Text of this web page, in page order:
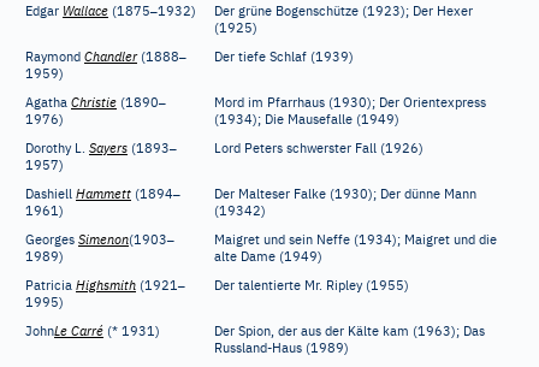
Edgar Wallace (1875–1932)
Der grüne Bogenschütze (1923); Der Hexer
(1925)
Raymond Chandler(1888–
1959)
Der tiefe Schlaf (1939)
Agatha Christie (1890–
1976)
Mord im Pfarrhaus (1930); Der Orientexpress
(1934); Die Mausefalle (1949)
Dorothy L. Sayers (1893–
1957)
Lord Peters schwerster Fall (1926)
Dashiell Hammett (1894–
1961)
Der Malteser Falke (1930); Der dünne Mann
(19342)
Georges Simenon(1903–
1989)
Maigret und sein Neffe (1934); Maigret und die
alte Dame (1949)
Patricia Highsmith (1921–
1995)
Der talentierte Mr. Ripley (1955)
JohnLe Carré (* 1931)
Der Spion, der aus der Kälte kam (1963); Das
Russland-Haus (1989)